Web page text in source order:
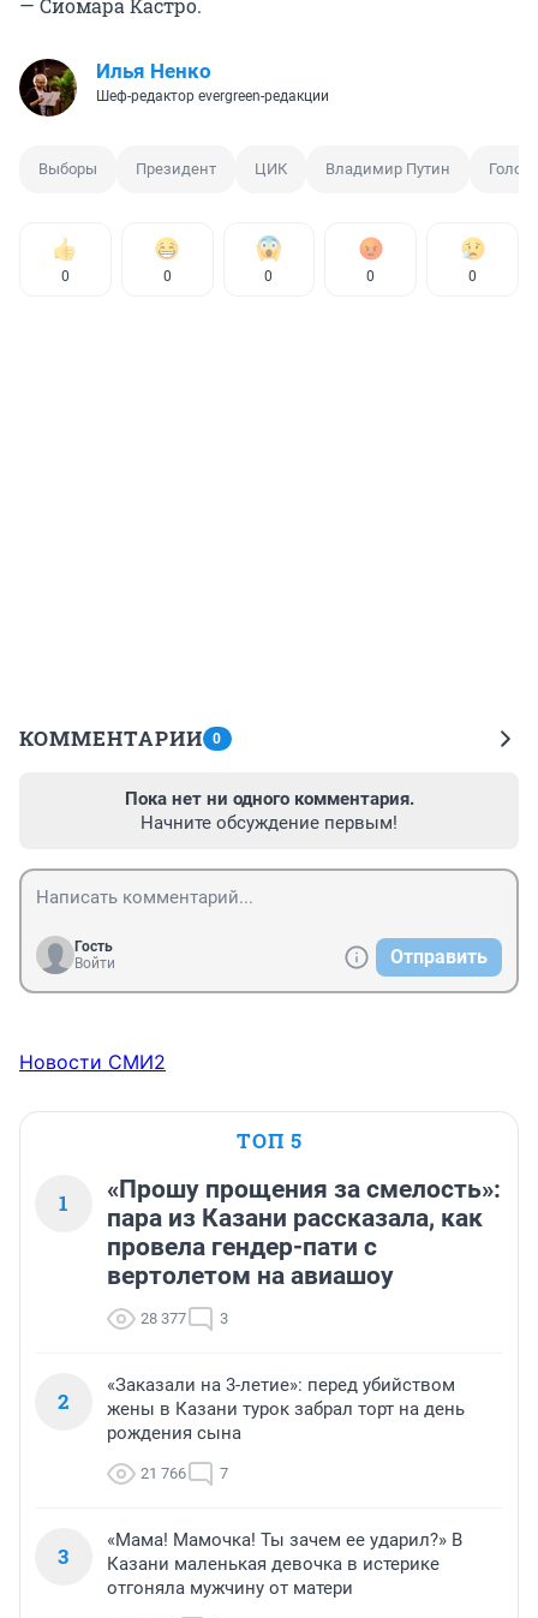
— Сиомара Кастро.
Илья Ненко
Шеф-редактор evergreen-редакции
Выборы Президент ЦИК Владимир Путин
0 0 0 0 0
КОММЕНТАРИИ 0
Пока нет ни одного комментария.
Начните обсуждение первым!
Гость
Войти
Отправить
Новости СМИ2
ТОП 5
1
«Прошу прощения за смелость»:
пара из Казани рассказала, как
провела гендер-пати с
вертолетом на авиашоу
28 377 3
2
«Заказали на 3-летие»: перед убийством
жены в Казани турок забрал торт на день
рождения сына
21 766 7
3
«Мама! Мамочка! Ты зачем ее ударил?» В
Казани маленькая девочка в истерике
отгоняла мужчину от матери